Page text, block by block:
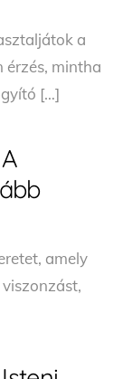
a
érzés, mintha
[…]
amely